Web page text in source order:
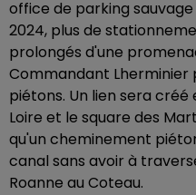
office de parking
2024, plus de
prolongés d'une
Commandant
piétons. Un lien sera
Loire et le square des
qu'un cheminement
canal sans avoir à
Roanne au Coteau.